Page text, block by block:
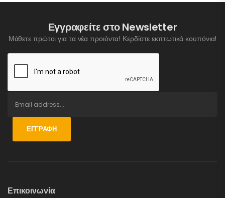
Εγγραφείτε στο Newsletter
Μάθετε πρώτοι για τα νέα προιόντα! Κερδίστε εκπτωτικά κουπόνια!
ΕΓΓΡΑΦΉ
Επικοινωνία